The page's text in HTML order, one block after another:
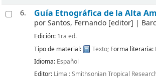
6.
Guía Etnográfica de la Alta
porSantos, Fernando [editor] |
Edición: 1ra ed.
Tipo de material:
Texto; Forma literaria:
Idioma: Español
Editor: Lima : Smithsonian Tropical